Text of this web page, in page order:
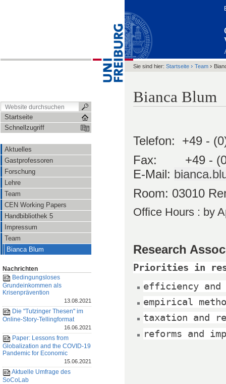
Startseite
Schnellzugriff
Aktuelles
Gastprofessoren
Forschung
Lehre
Team
CEN Working Papers
Handbibliothek 5
Impressum
Team
Bianca Blum
Nachrichten
Bedingungsloses
Grundeinkommen als
Krisenprävention
13.08.2021
Die "Tutzinger Thesen" im
Online-Story-Tellingformat
16.06.2021
Paper: Lessons from
Globalization and the COVID-19
Pandemic for Economic
15.06.2021
Aktuelle Umfrage des
SoCoLab
Sie sind hier: Startseite › Team ›
Bianca Blum
Telefon: +49 -
Fax: +49 -
E-Mail:
Room: 03010
Office Hours : by
Research
Priorities in
efficiency and
empirical
taxation and
reforms and